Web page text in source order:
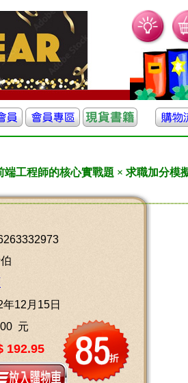
工程師的核心實戰題 × 求職加分模
年12月15日
元
192.95